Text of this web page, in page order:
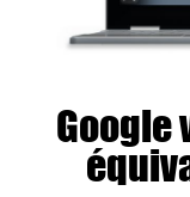
Google